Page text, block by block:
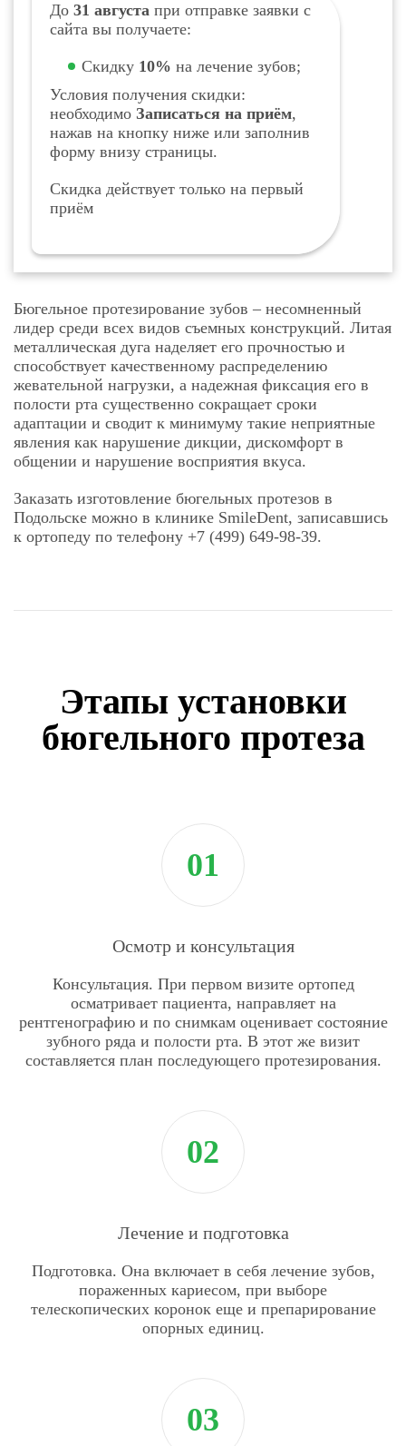
До 31 августа при отправке заявки с
сайта вы получаете:
Скидку 10% на лечение зубов;
Условия получения скидки:
необходимо Записаться на приём,
нажав на кнопку ниже или заполнив
форму внизу страницы.
Скидка действует только на первый
приём
Бюгельное протезирование зубов – несомненный
лидер среди всех видов съемных конструкций. Литая
металлическая дуга наделяет его прочностью и
способствует качественному распределению
жевательной нагрузки, а надежная фиксация его в
полости рта существенно сокращает сроки
адаптации и сводит к минимуму такие неприятные
явления как нарушение дикции, дискомфорт в
общении и нарушение восприятия вкуса.
Заказать изготовление бюгельных протезов в
Подольске можно в клинике SmileDent, записавшись
к ортопеду по телефону +7 (499) 649-98-39.
Этапы установки
бюгельного протеза
Осмотр и консультация
Консультация. При первом визите ортопед
осматривает пациента, направляет на
рентгенографию и по снимкам оценивает состояние
зубного ряда и полости рта. В этот же визит
составляется план последующего протезирования.
Лечение и подготовка
Подготовка. Она включает в себя лечение зубов,
пораженных кариесом, при выборе
телескопических коронок еще и препарирование
опорных единиц.